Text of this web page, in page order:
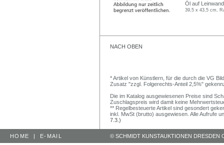
Öl auf
39,5 x 43,5 cm,
NACH OBEN
* Artikel von Künstlern, für die durch die VG
Zusatz "zzgl. Folgerechts-Anteil 2,5%"
Die im Katalog ausgewiesenen Preise sind
Zuschlagspreis wird damit keine
** Regelbesteuerte Artikel sind gesondert
inkl. MwSt (brutto) ausgewiesen. Alle Aufrufe
7.3.)
HOME | E-MAIL © SCHMIDT KUNSTAUKTIONEN DRESDEN